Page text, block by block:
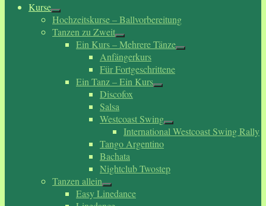
Kurse
Hochzeitskurse – Ballvorbereitung
Tanzen zu Zweit
Ein Kurs – Mehrere Tänze
Anfängerkurs
Für Fortgeschrittene
Ein Tanz – Ein Kurs
Discofox
Salsa
Westcoast Swing
International Westcoast Swing Rally
Tango Argentino
Bachata
Nightclub Twostep
Tanzen allein
Easy Linedance